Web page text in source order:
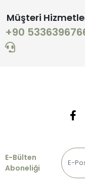
Müşteri
+90
E-Bülten
Aboneliği